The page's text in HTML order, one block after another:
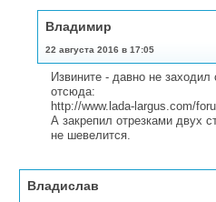
Владимир
22 августа 2016 в 17:05
Извините - давно не
отсюда:
http://www.lada-largus.com/
А закрепил отрезками двух
не шевелится.
Владислав